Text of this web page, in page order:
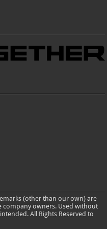
(other than our own) are
owners. Used without
All Rights Reserved to